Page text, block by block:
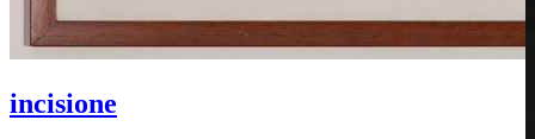
incisione